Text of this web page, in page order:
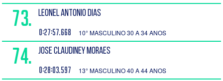
73. LEONEL ANTONIO DIAS
0:27:57.668 10° MASCULINO 30 A 34 ANOS
74. JOSE CLAUDINEY MORAES
0:28:03.597 13° MASCULINO 40 A 44 ANOS